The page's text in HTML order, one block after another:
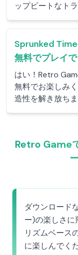
ップビートなト
Sprunked
無料でプレイ
はい！Retro
無料でお楽しみ
造性を解き放ち
Retro Game
ダウンロード
ー)の楽しさ
リズムベース
に楽しんでく